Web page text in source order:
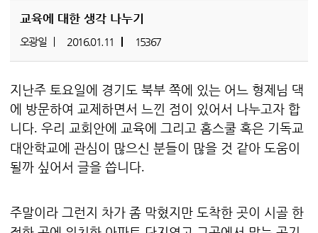
교육에 대한 생각 나누기
오광일 2016.01.11 15367
지난주 토요일에 경기도 북부 쪽에 있는 어느 형제님 댁
에 방문하여 교제하면서 느낀 점이 있어서 나누고자 합
니다. 우리 교회안에 교육에 그리고 홈스쿨 혹은 기독교
대안학교에 관심이 많으신 분들이 많을 것 같아 도움이
될까 싶어서 글을 씁니다.
주말이라 그런지 차가 좀 막혔지만 도착한 곳이 시골 한